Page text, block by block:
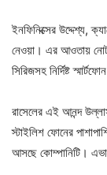
ইনফিনিক্সের উদ্দেশ্য,
নেওয়া। এর আওতায়
সিরিজসহ নির্দিষ্ট
রাসেলের এই আনন্দ
স্টাইলিশ ফোনের
আসছে কোম্পানিটি।